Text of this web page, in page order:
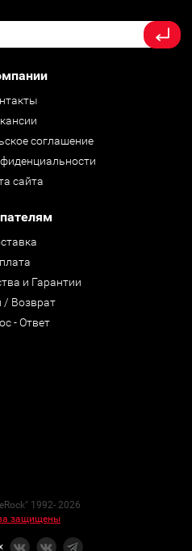
соглашение
сайта
и Гарантии
/ Возврат
- Ответ
1992- 2026
защищены